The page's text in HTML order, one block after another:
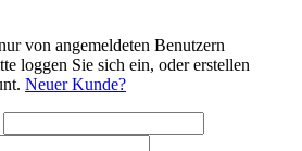
von angemeldeten Benutzern
loggen Sie sich ein, oder erstellen
Neuer Kunde?